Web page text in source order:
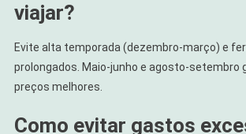
viajar?
Evite alta temporada (dezembro-março) e
prolongados. Maio-junho e agosto-setembro
preços melhores.
Como evitar gastos